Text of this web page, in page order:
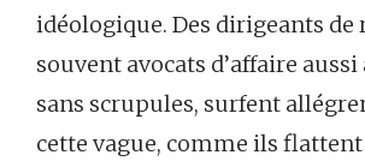
idéologique. Des dirigeants de
souvent avocats d’affaire
sans scrupules, surfent
cette vague, comme ils